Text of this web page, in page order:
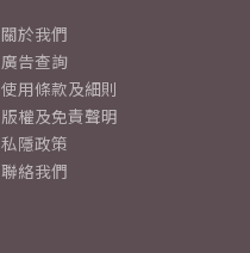
關於我們
廣告查詢
使用條款及細則
版權及免責聲明
私隱政策
聯絡我們